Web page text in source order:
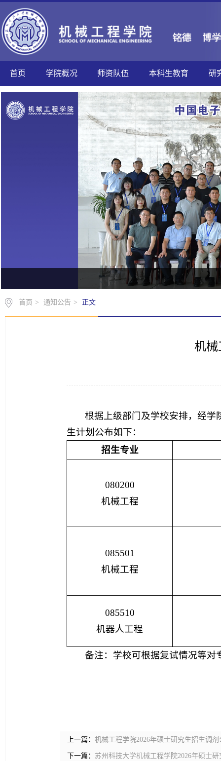
首页 学院概况 师资队伍 本科生教育 研
首页 > 通知公告 > 正文
机械
根据上级部门及学校安排，经学
生计划公布如下：
招生专业
080200
机械工程
085501
机械工程
085510
机器人工程
备注：学校可根据复试情况等对
上一篇： 机械工程学院2026年硕士研究生招生调剂
下一篇： 苏州科技大学机械工程学院2026年硕士